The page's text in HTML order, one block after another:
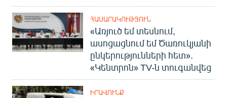
ՀԱՍԱՐԱԿՈՒԹՅՈՒՆ
«Առյուծ եմ տեսնում,
ասոցացնում եմ Ծառուկյանի
ընկերությունների հետ».
«Կենտրոն» TV-ն տուգանվեց
ԻՐԱՎՈՒՆՔ